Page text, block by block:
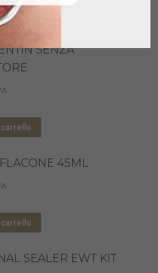
SENZA
carrello
45ML
carrello
SEALER EWT KIT